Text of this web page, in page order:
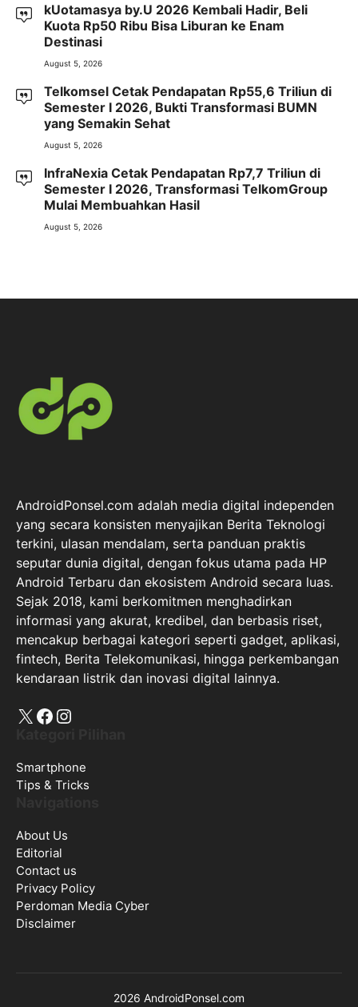
kUotamasya by.U 2026 Kembali Hadir, Beli
Kuota Rp50 Ribu Bisa Liburan ke Enam
Destinasi
August 5, 2026
Telkomsel Cetak Pendapatan Rp55,6 Triliun di
Semester I 2026, Bukti Transformasi BUMN
yang Semakin Sehat
August 5, 2026
InfraNexia Cetak Pendapatan Rp7,7 Triliun di
Semester I 2026, Transformasi TelkomGroup
Mulai Membuahkan Hasil
August 5, 2026
AndroidPonsel.com adalah media digital independen
yang secara konsisten menyajikan Berita Teknologi
terkini, ulasan mendalam, serta panduan praktis
seputar dunia digital, dengan fokus utama pada HP
Android Terbaru dan ekosistem Android secara luas.
Sejak 2018, kami berkomitmen menghadirkan
informasi yang akurat, kredibel, dan berbasis riset,
mencakup berbagai kategori seperti gadget, aplikasi,
fintech, Berita Telekomunikasi, hingga perkembangan
kendaraan listrik dan inovasi digital lainnya.
X Facebook
Instagram
Smartphone
Tips & Tricks
About Us
Editorial
Contact us
Privacy Policy
Perdoman Media Cyber
Disclaimer
2026 AndroidPonsel.com